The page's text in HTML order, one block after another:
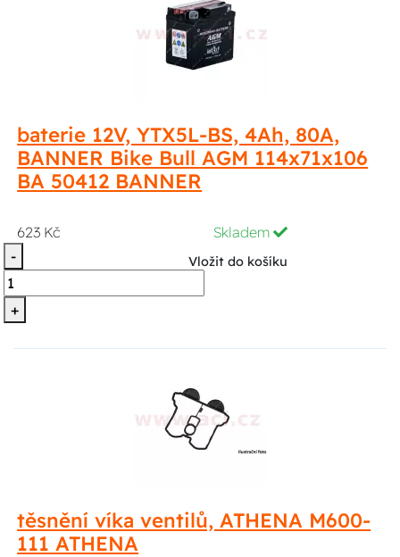
baterie 12V, YTX5L-BS, 4Ah, 80A,
BANNER Bike Bull AGM 114x71x106
BA 50412 BANNER
623 Kč
Skladem
-
+
Vložit do košíku
těsnění víka ventilů, ATHENA M600-
111 ATHENA